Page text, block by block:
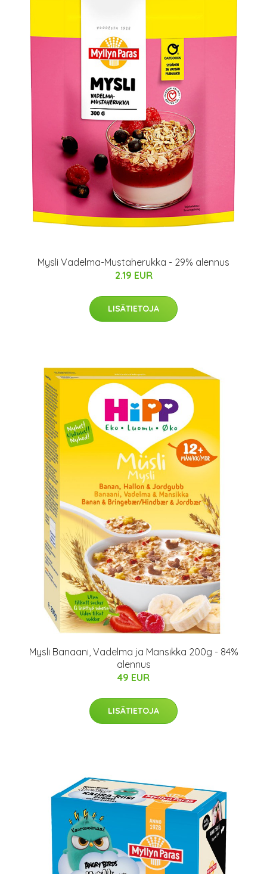
Mysli Vadelma-Mustaherukka - 29% alennus
2.19 EUR
LISÄTIETOJA
Mysli Banaani, Vadelma ja Mansikka 200g - 84%
alennus
49 EUR
LISÄTIETOJA